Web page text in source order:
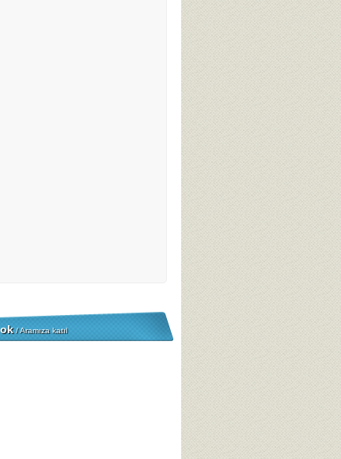
/ Aramıza katıl